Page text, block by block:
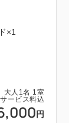
大人 1名 1室
ービス料込
円
×1